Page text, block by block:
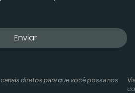
Enviar
diretos para que você possa nos